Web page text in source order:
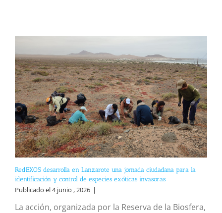
RedEXOS desarrolla en Lanzarote una jornada ciudadana para la
identificación y control de especies exóticas invasoras
Publicado el 4 junio , 2026 |
La acción, organizada por la Reserva de la Biosfera,